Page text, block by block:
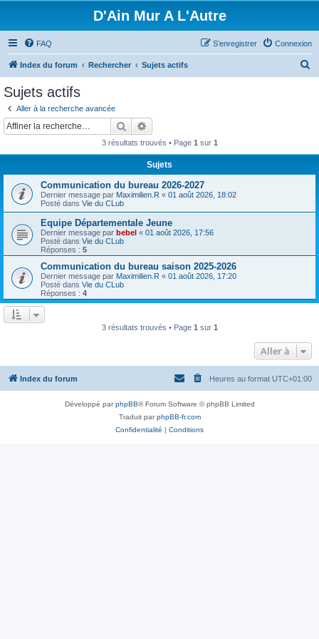
D'Ain Mur A L'Autre
FAQ Connexion
S’enregistrer
Index du forum Rechercher Sujets actifs
Sujets actifs
Aller à la recherche avancée
Rechercher
3 résultats trouvés • Page 1 sur 1
Sujets
Communication du bureau 2026-2027
Dernier message par Maximilien.R « 01 août 2026, 18:02
Posté dans Vie du CLub
Equipe Départementale Jeune
Dernier message par bebel « 01 août 2026, 17:56
Posté dans Vie du CLub
Réponses : 5
Communication du bureau saison 2025-2026
Dernier message par Maximilien.R « 01 août 2026, 17:20
Posté dans Vie du CLub
Réponses : 4
3 résultats trouvés • Page 1 sur 1
Aller à
Index du forum Heures au format UTC+01:00
Développé parphpBB® Forum Software © phpBB Limited
Traduit parphpBB-fr.com
Confidentialité | Conditions